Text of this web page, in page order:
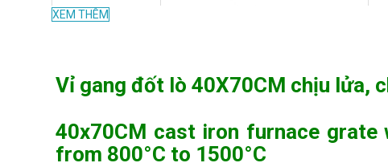
XEM THÊM
Vỉ gang đốt lò 40X70CM chịu lửa,
40x70CM cast iron furnace
from 800°C to 1500°C